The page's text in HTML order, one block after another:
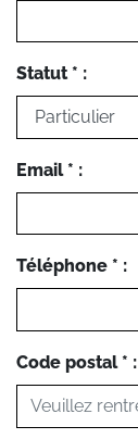
Statut * :
Email * :
Téléphone * :
Code postal * :